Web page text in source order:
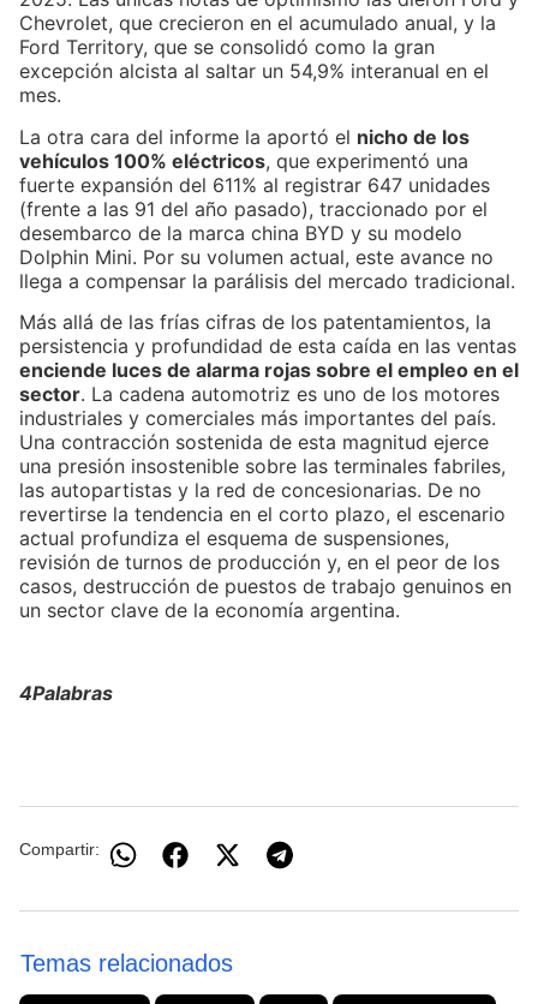
Chevrolet, que crecieron en el acumulado anual, y la
Ford Territory, que se consolidó como la gran
excepción alcista al saltar un 54,9% interanual en el
mes.
La otra cara del informe la aportó el nicho de los
vehículos 100% eléctricos, que experimentó una
fuerte expansión del 611% al registrar 647 unidades
(frente a las 91 del año pasado), traccionado por el
desembarco de la marca china BYD y su modelo
Dolphin Mini. Por su volumen actual, este avance no
llega a compensar la parálisis del mercado tradicional.
Más allá de las frías cifras de los patentamientos, la
persistencia y profundidad de esta caída en las ventas
enciende luces de alarma rojas sobre el empleo en el
sector. La cadena automotriz es uno de los motores
industriales y comerciales más importantes del país.
Una contracción sostenida de esta magnitud ejerce
una presión insostenible sobre las terminales fabriles,
las autopartistas y la red de concesionarias. De no
revertirse la tendencia en el corto plazo, el escenario
actual profundiza el esquema de suspensiones,
revisión de turnos de producción y, en el peor de los
casos, destrucción de puestos de trabajo genuinos en
un sector clave de la economía argentina.
4Palabras
Compartir:
Temas relacionados